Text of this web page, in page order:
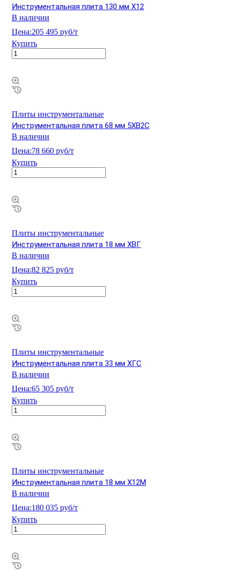
Инструментальная плита 130 мм Х12
В наличии
Цена:205 495 руб/т
Купить
Плиты инструментальные
Инструментальная плита 68 мм 5ХВ2С
В наличии
Цена:78 660 руб/т
Купить
Плиты инструментальные
Инструментальная плита 18 мм ХВГ
В наличии
Цена:82 825 руб/т
Купить
Плиты инструментальные
Инструментальная плита 33 мм ХГС
В наличии
Цена:65 305 руб/т
Купить
Плиты инструментальные
Инструментальная плита 18 мм Х12М
В наличии
Цена:180 035 руб/т
Купить